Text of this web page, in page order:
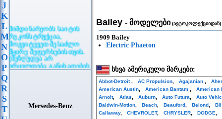
J
K
L
M
N
O
P
Q
R
S
T
მიმდინარეობს საიტის
რეკონსტრუქცია,
მოგვიტევეთ შესაძლო
მცირე შეფერხებისთვის.
(შეზღუდვა არ
ვრცელდება განცხადების
განთავსებაზე)
Mersedes-Benz
Bailey - მოდელები(ავტოკოლექციიდან)
1909 Bailey
Electric Phaeton
სხვა ამერიკული მარკები:
Abbot-Detroit AC Propulsion Agajanian
American Austin
American Bantam
American
Arnolt, Atlas Auburn Auto Futura
Auto
Baldwin-Motion
Beach Beauford Belond
Callaway, CHEVROLET, CHRYSLER DODGE